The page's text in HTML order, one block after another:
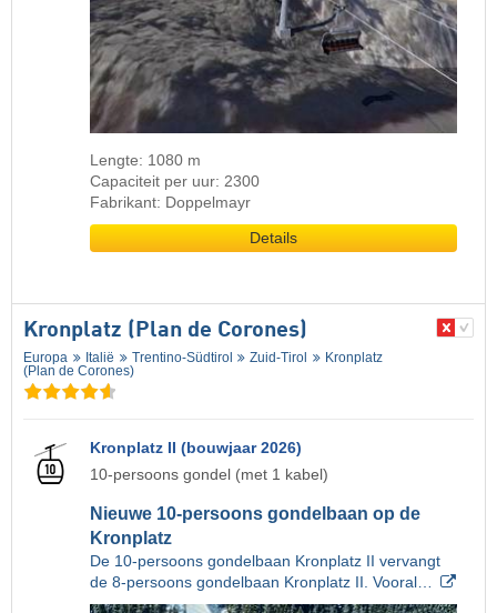
Lengte: 1080 m
Capaciteit per uur: 2300
Fabrikant: Doppelmayr
Details
Kronplatz (Plan de Corones)
Europa Italië Trentino-Südtirol Zuid-Tirol
Kronplatz
(Plan de Corones)
Kronplatz II (bouwjaar 2026)
10-persoons gondel (met 1 kabel)
Nieuwe 10-persoons gondelbaan op de
Kronplatz
De 10-persoons gondelbaan Kronplatz II vervangt
de 8-persoons gondelbaan Kronplatz II. Vooral…